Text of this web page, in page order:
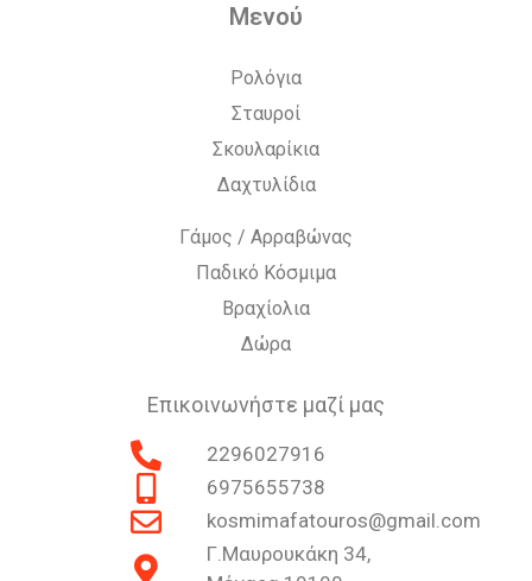
Μενού
Ρολόγια
Σταυροί
Σκουλαρίκια
Δαχτυλίδια
Γάμος / Αρραβώνας
Παδικό Κόσμιμα
Βραχίολια
Δώρα
Επικοινωνήστε μαζί μας
2296027916
6975655738
kosmimafatouros@gmail.com
Γ.Μαυρουκάκη 34,